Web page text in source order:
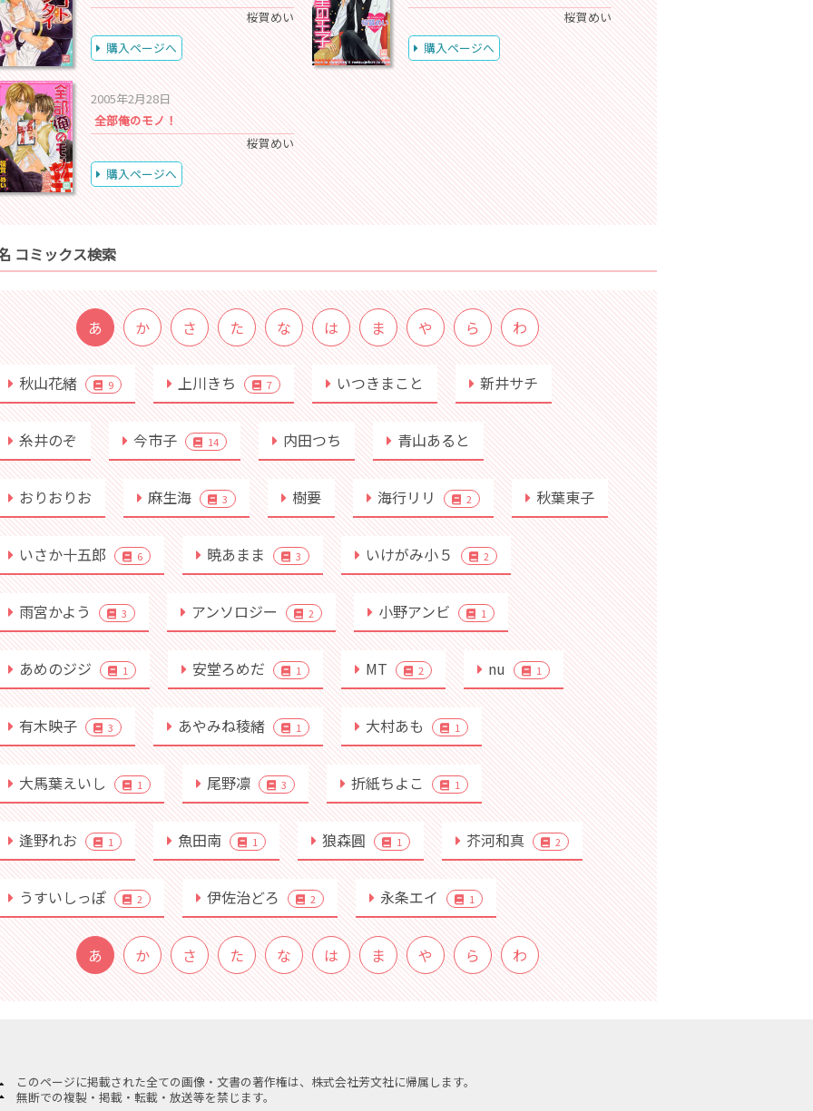
桜賀めい
購入ページへ
桜賀めい
購入ページへ
2005年2月28日
全部俺のモノ！
桜賀めい
購入ページへ
コミックス検索
あ か さ た な は ま や ら わ
秋山花緒 9 上川きち 7 いつきまこと 新井サチ
糸井のぞ 今市子 14 内田つち 青山あると
おりおりお 麻生海 3 樹要 海行リリ 2 秋葉東子
いさか十五郎 6 暁あまま 3 いけがみ小５ 2
雨宮かよう 3 アンソロジー 2 小野アンビ 1
あめのジジ 1 安堂ろめだ 1 MT 2 nu 1
有木映子 3 あやみね稜緒 1 大村あも 1
大馬葉えいし 1 尾野凛 3 折紙ちよこ 1
逢野れお 1 魚田南 1 狼森圓 1 芥河和真 2
うすいしっぽ 2 伊佐治どろ 2 永条エイ 1
あ か さ た な は ま や ら わ
このページに掲載された全ての画像・文書の著作権は、株式会社芳文社に帰属します。
無断での複製・掲載・転載・放送等を禁じます。